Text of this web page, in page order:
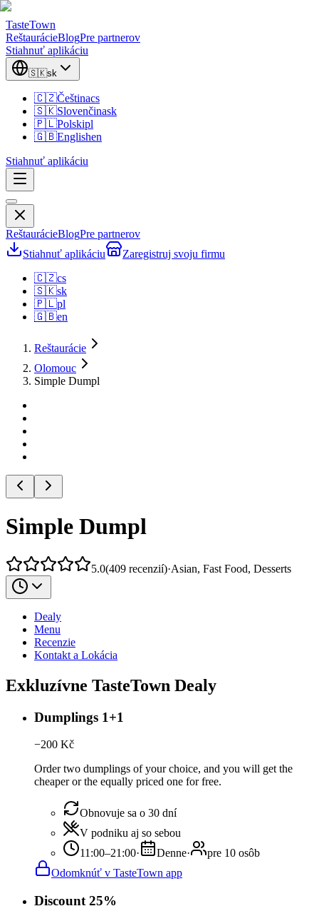
TasteTown
ReštaurácieBlogPre partnerov
Stiahnuť aplikáciu
🇸🇰sk
🇨🇿Češtinacs
🇸🇰Slovenčinask
🇵🇱Polskipl
🇬🇧Englishen
Stiahnuť aplikáciu
ReštaurácieBlogPre partnerov
Stiahnuť aplikáciu
Zaregistruj svoju firmu
🇨🇿cs
🇸🇰sk
🇵🇱pl
🇬🇧en
Reštaurácie
Olomouc
Simple Dumpl
Simple Dumpl
5.0(409 recenzií)·Asian, Fast Food, Desserts
Dealy
Menu
Recenzie
Kontakt a Lokácia
Exkluzívne TasteTown Dealy
Dumplings 1+1
−200 Kč
Order two dumplings of your choice, and you will get the
cheaper or the equally priced one for free.
Obnovuje sa o 30 dní
V podniku aj so sebou
11:00–21:00· Denne·
pre 10 osôb
Odomknúť v TasteTown app
Discount 25%